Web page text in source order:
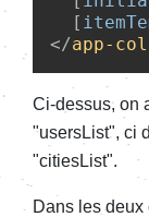
  [
</app-
Ci-dessus, on
"usersList", ci
"citiesList".
Dans les deux